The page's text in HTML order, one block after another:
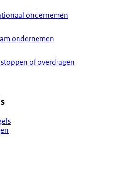
ondernemen
ondernemen
of overdragen